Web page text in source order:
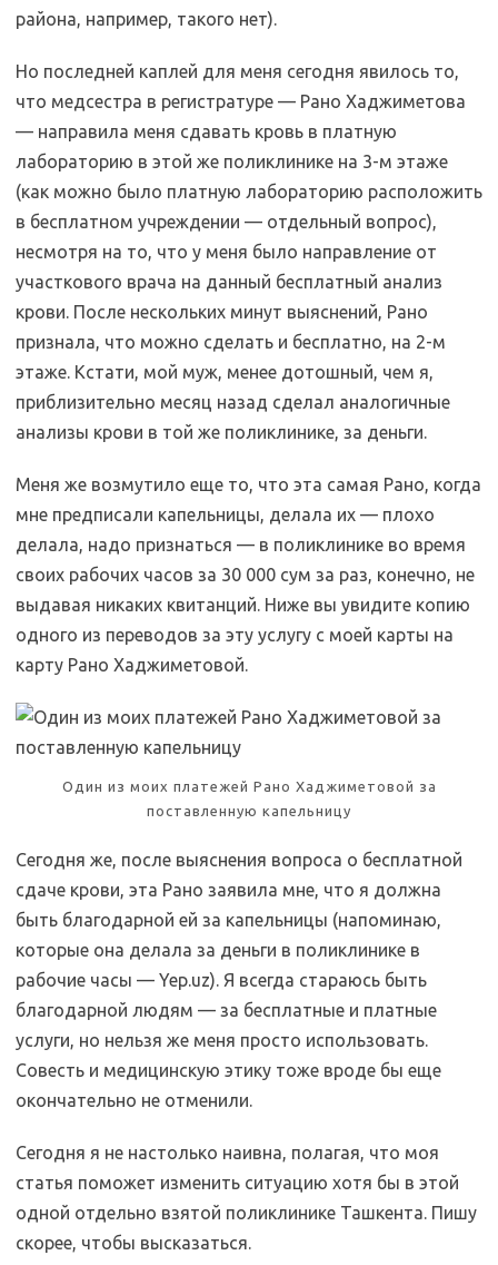
района, например, такого нет).
Но последней каплей для меня сегодня явилось то,
что медсестра в регистратуре — Рано Хаджиметова
— направила меня сдавать кровь в платную
лабораторию в этой же поликлинике на 3-м этаже
(как можно было платную лабораторию расположить
в бесплатном учреждении — отдельный вопрос),
несмотря на то, что у меня было направление от
участкового врача на данный бесплатный анализ
крови. После нескольких минут выяснений, Рано
признала, что можно сделать и бесплатно, на 2-м
этаже. Кстати, мой муж, менее дотошный, чем я,
приблизительно месяц назад сделал аналогичные
анализы крови в той же поликлинике, за деньги.
Меня же возмутило еще то, что эта самая Рано, когда
мне предписали капельницы, делала их — плохо
делала, надо признаться — в поликлинике во время
своих рабочих часов за 30 000 сум за раз, конечно, не
выдавая никаких квитанций. Ниже вы увидите копию
одного из переводов за эту услугу с моей карты на
карту Рано Хаджиметовой.
Один из моих платежей Рано Хаджиметовой за
поставленную капельницу
Сегодня же, после выяснения вопроса о бесплатной
сдаче крови, эта Рано заявила мне, что я должна
быть благодарной ей за капельницы (напоминаю,
которые она делала за деньги в поликлинике в
рабочие часы — Yep.uz). Я всегда стараюсь быть
благодарной людям — за бесплатные и платные
услуги, но нельзя же меня просто использовать.
Совесть и медицинскую этику тоже вроде бы еще
окончательно не отменили.
Сегодня я не настолько наивна, полагая, что моя
статья поможет изменить ситуацию хотя бы в этой
одной отдельно взятой поликлинике Ташкента. Пишу
скорее, чтобы высказаться.